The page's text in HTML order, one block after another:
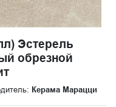
Эстерель
обрезной
Керама Марацци